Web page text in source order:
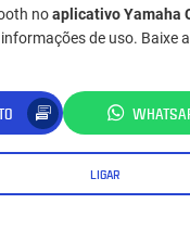
noaplicativo Yamaha
de uso. Baixe
LIGAR